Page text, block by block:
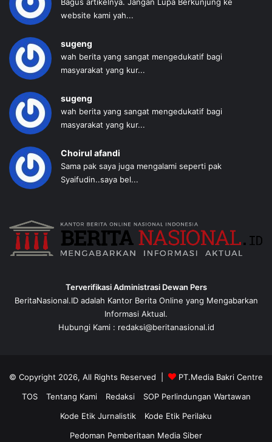
Bagus artikelnya. Jangan Lupa Berkunjung ke
website kami yah...
sugeng
wah berita yang sangat mengedukatif bagi
masyarakat yang kur...
sugeng
wah berita yang sangat mengedukatif bagi
masyarakat yang kur...
Choirul afandi
Sama pak saya juga mengalami seperti pak
Syaifudin..saya bel...
Terverifikasi Administrasi Dewan Pers
BeritaNasional.ID adalah Kantor Berita Online yang Mengabarkan
Informasi Aktual.
Hubungi Kami : redaksi@beritanasional.id
© Copyright 2026, All Rights Reserved |
PT.Media Bakri Centre
TOS
Tentang Kami Redaksi
SOP Perlindungan Wartawan
Kode Etik Jurnalistik
Kode Etik Perilaku
Pedoman Pemberitaan Media Siber